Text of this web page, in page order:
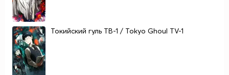
Токийский гуль ТВ-1 / Tokyo Ghoul TV-1